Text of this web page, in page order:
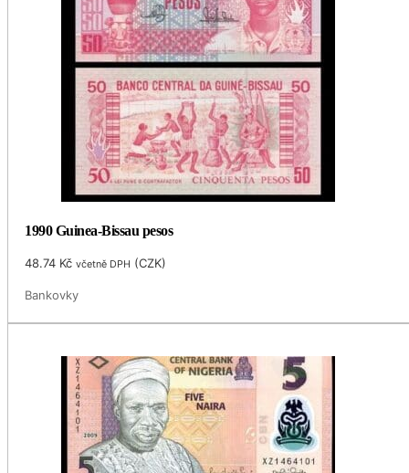
1990 Guinea-Bissau pesos
48.74 Kč včetně DPH (CZK)
Bankovky